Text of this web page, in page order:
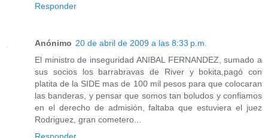
Responder
Anónimo 20 de abril de 2009 a las 8:33 p.m.
El ministro de inseguridad ANIBAL FERNANDEZ, sumado a
sus socios los barrabravas de River y bokita,pagó con
platita de la SIDE mas de 100 mil pesos para que colocaran
las banderas, y pensar que somos tan boludos y confiamos
en el derecho de admisión, faltaba que estuviera el juez
Rodriguez, gran cometero...
Responder